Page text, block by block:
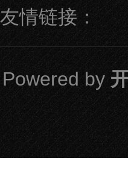
友情链接：
Powered by